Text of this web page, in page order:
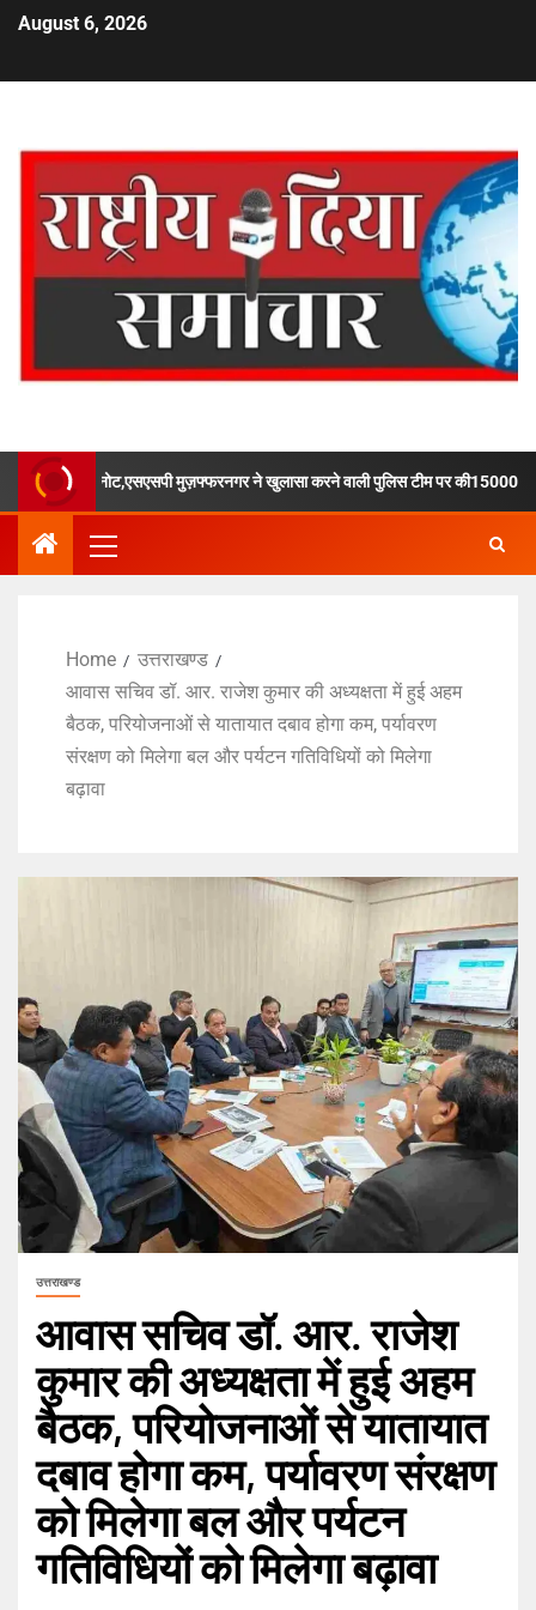
August 6, 2026
मुज़फ्फरनगर ने खुलासा करने वाली पुलिस टीम पर की15000 ₹ ईनाम की बौछार.!
Home
उत्तराखण्ड
आवास सचिव डॉ. आर. राजेश कुमार की अध्यक्षता में हुई अहम
बैठक, परियोजनाओं से यातायात दबाव होगा कम, पर्यावरण
संरक्षण को मिलेगा बल और पर्यटन गतिविधियों को मिलेगा
बढ़ावा
उत्तराखण्ड
आवास सचिव डॉ. आर. राजेश
कुमार की अध्यक्षता में हुई अहम
बैठक, परियोजनाओं से यातायात
दबाव होगा कम, पर्यावरण संरक्षण
को मिलेगा बल और पर्यटन
गतिविधियों को मिलेगा बढ़ावा